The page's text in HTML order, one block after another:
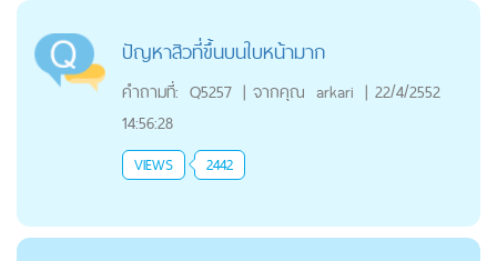
ปัญหาสิวที่ขึ้นบนใบหน้ามาก
คำถามที่: Q5257 | จากคุณ arkari | 22/4/2552
14:56:28
VIEWS 2442